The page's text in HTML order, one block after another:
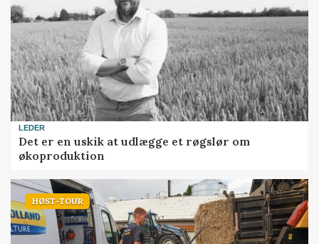
LEDER
Det er en uskik at udlægge et røgslør om
økoproduktion
HØST-TOUR